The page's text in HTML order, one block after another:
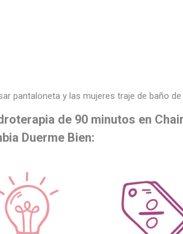
pantaloneta y las mujeres traje de baño de
de 90 minutos en
Duerme Bien: